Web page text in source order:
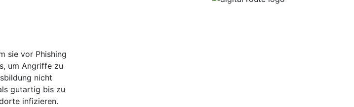
sie vor Phishing
um Angriffe zu
nicht
gutartig bis zu
infizieren.